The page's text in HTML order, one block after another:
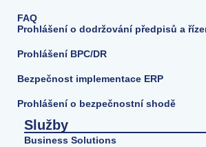
FAQ
Prohlášení o dodržování předpisů a
Prohlášení BPC/DR
Bezpečnost implementace ERP
Prohlášení o bezpečnostní shodě
Služby
Business Solutions